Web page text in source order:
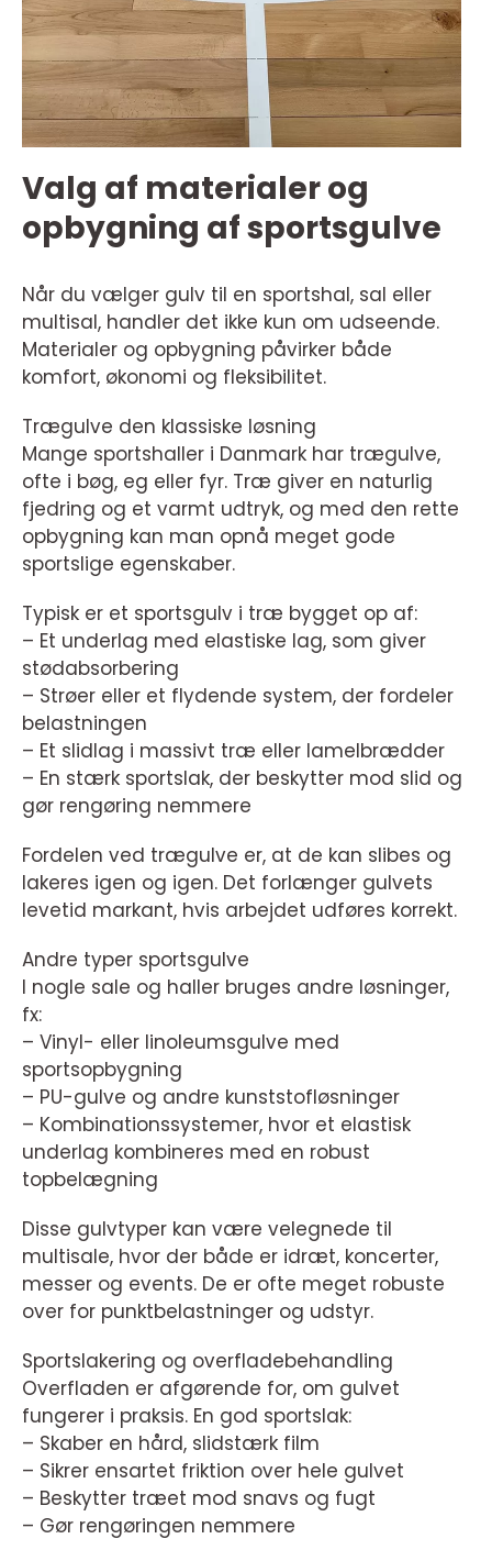
Valg af materialer og
opbygning af sportsgulve
Når du vælger gulv til en sportshal, sal eller
multisal, handler det ikke kun om udseende.
Materialer og opbygning påvirker både
komfort, økonomi og fleksibilitet.
Trægulve den klassiske løsning
Mange sportshaller i Danmark har trægulve,
ofte i bøg, eg eller fyr. Træ giver en naturlig
fjedring og et varmt udtryk, og med den rette
opbygning kan man opnå meget gode
sportslige egenskaber.
Typisk er et sportsgulv i træ bygget op af:
– Et underlag med elastiske lag, som giver
stødabsorbering
– Strøer eller et flydende system, der fordeler
belastningen
– Et slidlag i massivt træ eller lamelbrædder
– En stærk sportslak, der beskytter mod slid og
gør rengøring nemmere
Fordelen ved trægulve er, at de kan slibes og
lakeres igen og igen. Det forlænger gulvets
levetid markant, hvis arbejdet udføres korrekt.
Andre typer sportsgulve
I nogle sale og haller bruges andre løsninger,
fx:
– Vinyl- eller linoleumsgulve med
sportsopbygning
– PU-gulve og andre kunststofløsninger
– Kombinationssystemer, hvor et elastisk
underlag kombineres med en robust
topbelægning
Disse gulvtyper kan være velegnede til
multisale, hvor der både er idræt, koncerter,
messer og events. De er ofte meget robuste
over for punktbelastninger og udstyr.
Sportslakering og overfladebehandling
Overfladen er afgørende for, om gulvet
fungerer i praksis. En god sportslak:
– Skaber en hård, slidstærk film
– Sikrer ensartet friktion over hele gulvet
– Beskytter træet mod snavs og fugt
– Gør rengøringen nemmere